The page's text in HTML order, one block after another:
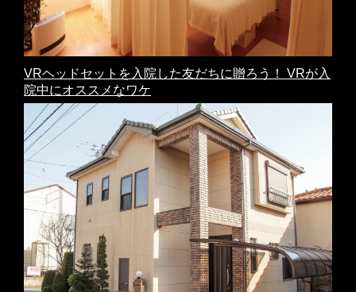
VRヘッドセットを入院した友だちに贈ろう！ VRが入
院中にオススメなワケ